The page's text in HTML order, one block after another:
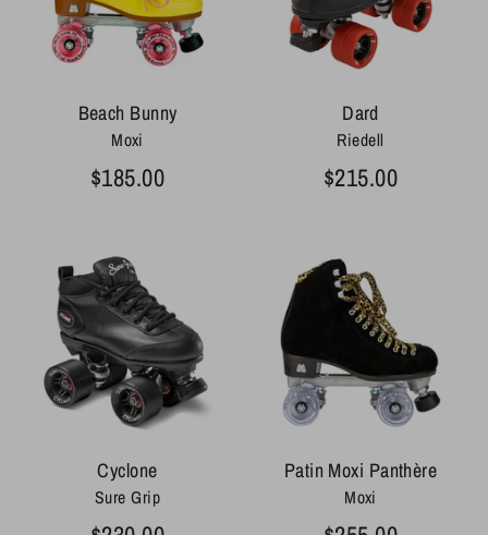
Beach Bunny
Moxi
$185.00
Dard
Riedell
$215.00
Cyclone
Sure Grip
Patin Moxi Panthère
Moxi